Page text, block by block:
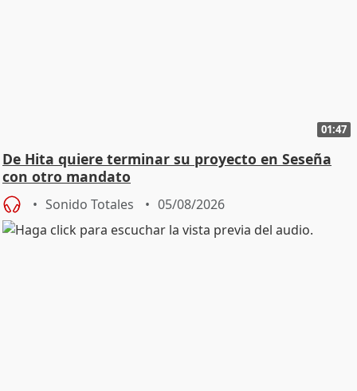
01:47
De Hita quiere terminar su proyecto en Seseña
con otro mandato
Sonido Totales 05/08/2026